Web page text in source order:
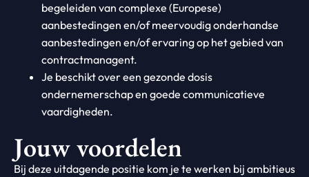
begeleiden van complexe (Europese)
aanbestedingen en/of meervoudig onderhandse
aanbestedingen en/of ervaring op het gebied van
contractmanagent.
Je beschikt over een gezonde dosis
ondernemerschap en goede communicatieve
vaardigheden.
Jouw voordelen
Bij deze uitdagende positie kom je te werken bij ambitieus